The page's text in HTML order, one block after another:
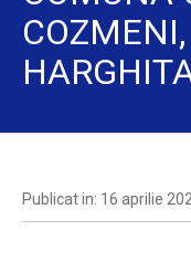
Publicat in: 16 aprilie